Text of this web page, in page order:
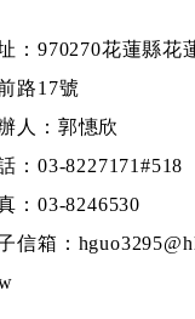
：970270花蓮縣花
路17號
人：郭憓欣
：03-8227171#518
：03-8246530
信箱：